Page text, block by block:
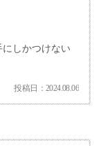
しかつけない
投稿日：2024.08.06